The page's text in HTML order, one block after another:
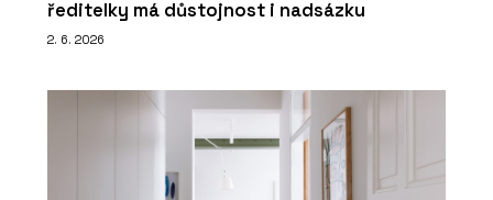
ředitelky má důstojnost i nadsázku
2. 6. 2026